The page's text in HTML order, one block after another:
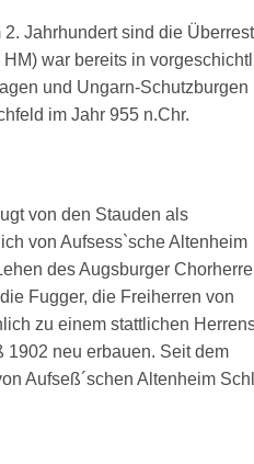
Jahrhundert sind die
war bereits in
und Ungarn-Schutzburgen
im Jahr 955 n.Chr.
von den Stauden als
von Aufsess`sche Altenheim
des Augsburger
Fugger, die Freiherren von
zu einem stattlichen
1902 neu erbauen. Seit dem
Aufseß´schen Altenheim